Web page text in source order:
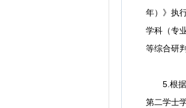
年）》执
学科（专
等综合研
5.根据《
第二学士